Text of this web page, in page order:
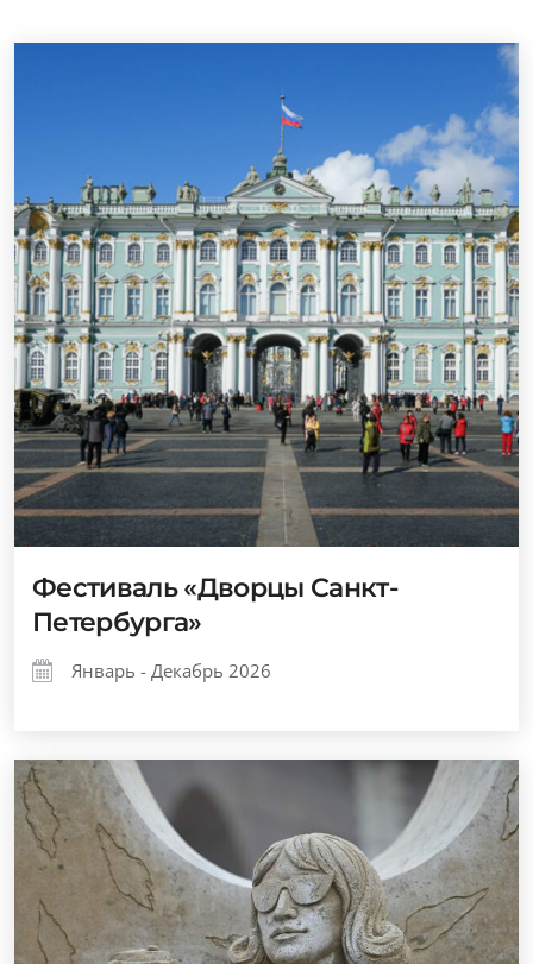
Фестиваль «Дворцы Санкт-
Петербурга»
Январь - Декабрь 2026